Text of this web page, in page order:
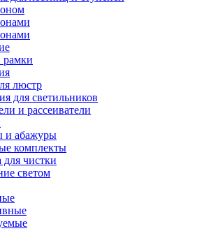
рамки
люстр
для светильников
и рассеиватели
и абажуры
комплекты
для чистки
светом